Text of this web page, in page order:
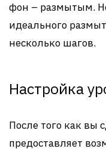
фон – размытым.
идеального
несколько шагов.
Настройка
После того как вы
предоставляет